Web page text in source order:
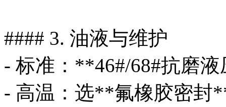
#### 3. 油液与维护
- 标准：**46#/68#抗磨
- 高温：选**氟橡胶密封